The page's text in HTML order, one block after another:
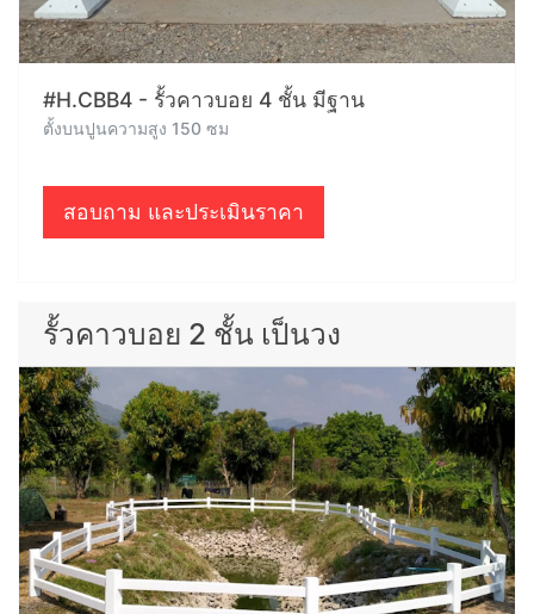
#H.CBB4 - รั้วคาวบอย 4 ชั้น มีฐาน
ตั้งบนปูนความสูง 150 ซม
สอบถาม และประเมินราคา
รั้วคาวบอย 2 ชั้น เป็นวง